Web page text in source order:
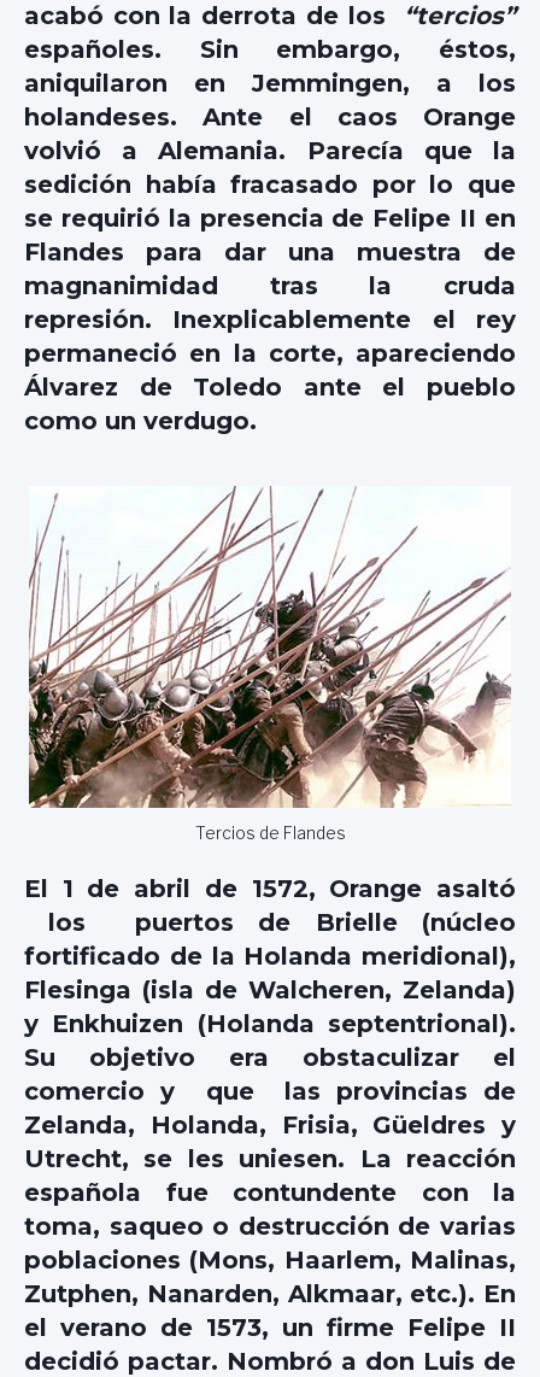
acabó con la derrota de los
“tercios”
españoles. Sin embargo, éstos,
aniquilaron en Jemmingen, a los
holandeses. Ante el caos Orange
volvió a Alemania. Parecía que la
sedición había fracasado por lo que
se requirió la presencia de Felipe II en
Flandes para dar una muestra de
magnanimidad tras la cruda
represión. Inexplicablemente el rey
permaneció en la corte, apareciendo
Álvarez de Toledo ante el pueblo
como un verdugo.
Tercios de Flandes
El 1 de abril de 1572, Orange asaltó
los puertos de Brielle (núcleo
fortificado de la Holanda meridional),
Flesinga (isla de Walcheren, Zelanda)
y Enkhuizen (Holanda septentrional).
Su objetivo era obstaculizar el
comercio y que las provincias de
Zelanda, Holanda, Frisia, Güeldres y
Utrecht, se les uniesen. La reacción
española fue contundente con la
toma, saqueo o destrucción de varias
poblaciones (Mons, Haarlem, Malinas,
Zutphen, Nanarden, Alkmaar, etc.). En
el verano de 1573, un firme Felipe II
decidió pactar. Nombró a don Luis de